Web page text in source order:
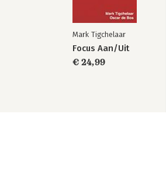
Mark Tigchelaar
Focus Aan/Uit
€ 24,99